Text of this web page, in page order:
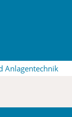
Anlagentechnik